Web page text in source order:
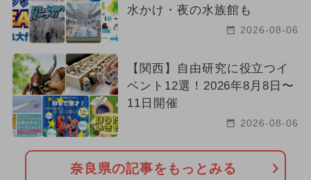
水かけ・夜の水族館も
2026-08-06
【関西】自由研究に役立つイ
ベント12選！2026年8月8日〜
11日開催
2026-08-06
奈良県の記事をもっとみる